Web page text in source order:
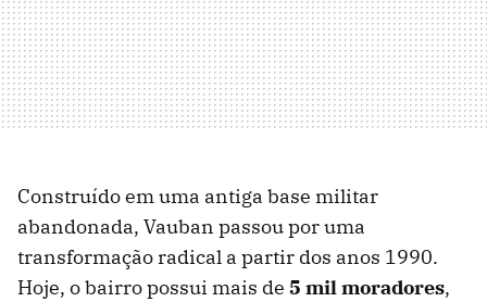
Construído em uma antiga base militar
abandonada, Vauban passou por uma
transformação radical a partir dos anos 1990.
Hoje, o bairro possui mais de 5 mil moradores,